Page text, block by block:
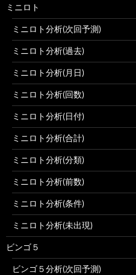
ミニロト
ミニロト分析(次回予測)
ミニロト分析(過去)
ミニロト分析(月日)
ミニロト分析(回数)
ミニロト分析(日付)
ミニロト分析(合計)
ミニロト分析(分類)
ミニロト分析(前数)
ミニロト分析(条件)
ミニロト分析(未出現)
ビンゴ５
ビンゴ５分析(次回予測)